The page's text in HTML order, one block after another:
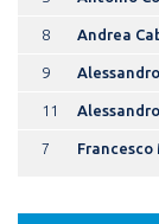
8 Andrea
9
11
7 Francesco